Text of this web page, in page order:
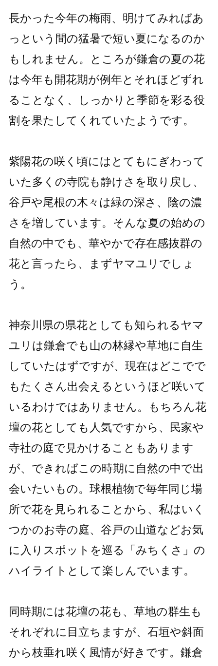
長かった今年の梅雨、明けてみればあ
っという間の猛暑で短い夏になるのか
もしれません。ところが鎌倉の夏の花
は今年も開花期が例年とそれほどずれ
ることなく、しっかりと季節を彩る役
割を果たしてくれていたようです。
紫陽花の咲く頃にはとてもにぎわって
いた多くの寺院も静けさを取り戻し、
谷戸や尾根の木々は緑の深さ、陰の濃
さを増しています。そんな夏の始めの
自然の中でも、華やかで存在感抜群の
花と言ったら、まずヤマユリでしょ
う。
神奈川県の県花としても知られるヤマ
ユリは鎌倉でも山の林縁や草地に自生
していたはずですが、現在はどこでで
もたくさん出会えるというほど咲いて
いるわけではありません。もちろん花
壇の花としても人気ですから、民家や
寺社の庭で見かけることもあります
が、できればこの時期に自然の中で出
会いたいもの。球根植物で毎年同じ場
所で花を見られることから、私はいく
つかのお寺の庭、谷戸の山道などお気
に入りスポットを巡る「みちくさ」の
ハイライトとして楽しんでいます。
同時期には花壇の花も、草地の群生も
それぞれに目立ちますが、石垣や斜面
から枝垂れ咲く風情が好きです。鎌倉